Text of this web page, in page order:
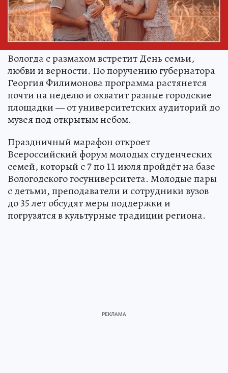
Вологда с размахом встретит День семьи,
любви и верности. По поручению губернатора
Георгия Филимонова программа растянется
почти на неделю и охватит разные городские
площадки — от университетских аудиторий до
музея под открытым небом.
Праздничный марафон откроет
Всероссийский форум молодых студенческих
семей, который с 7 по 11 июля пройдёт на базе
Вологодского госуниверситета. Молодые пары
с детьми, преподаватели и сотрудники вузов
до 35 лет обсудят меры поддержки и
погрузятся в культурные традиции региона.